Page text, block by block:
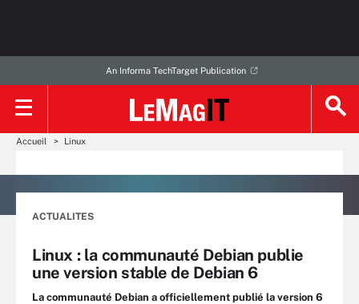
An Informa TechTarget Publication
Accueil Linux
ACTUALITES
Linux : la communauté Debian publie
une version stable de Debian 6
La communauté Debian a officiellement publié la version 6